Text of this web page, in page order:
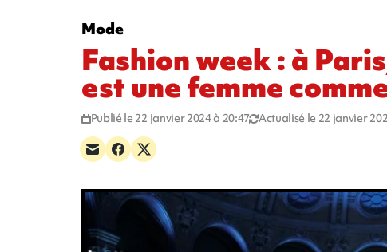
Mode
Fashion week : à
est une femme
Publié le 22 janvier 2024 à 20:47 Actualisé le 22 janvier